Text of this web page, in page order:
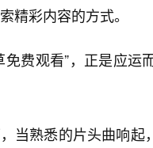
精彩内容的方式。
免费观看”，正是应
当熟悉的片头曲响起